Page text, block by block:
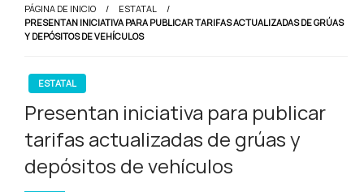
PÁGINA DE INICIO
ESTATAL
PRESENTAN INICIATIVA PARA PUBLICAR TARIFAS ACTUALIZADAS DE GRÚAS
Y DEPÓSITOS DE VEHÍCULOS
ESTATAL
Presentan iniciativa para publicar
tarifas actualizadas de grúas y
depósitos de vehículos